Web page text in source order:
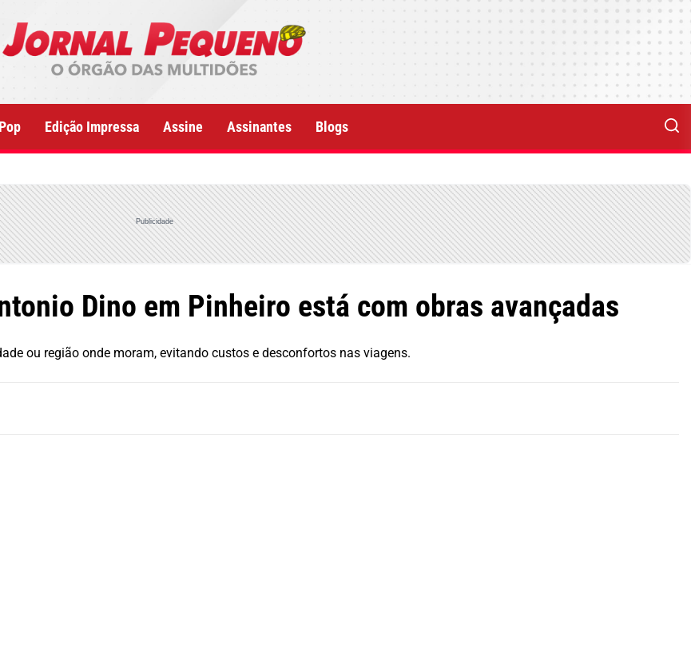
Edição Impressa Assine Assinantes Blogs
Publicidade
Dino em Pinheiro está com obras avançadas
ou região onde moram, evitando custos e desconfortos nas viagens.